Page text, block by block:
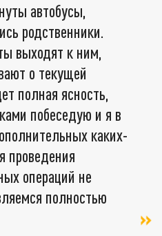
автобусы,
родственники.
выходят к ним,
о текущей
полная ясность,
побеседую и я в
каких-
проведения
операций не
полностью